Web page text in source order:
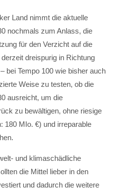
+1)
Land nimmt die aktuelle
nochmals zum Anlass, die
für den Verzicht auf die
dreispurig in Richtung
bei Tempo 100 wie bisher auch
Weise zu testen, ob die
ausreicht, um die
zu bewältigen, ohne riesige
180 MIo. €) und irreparable
und klimaschädliche
die Mittel lieber in den
und dadurch die weitere